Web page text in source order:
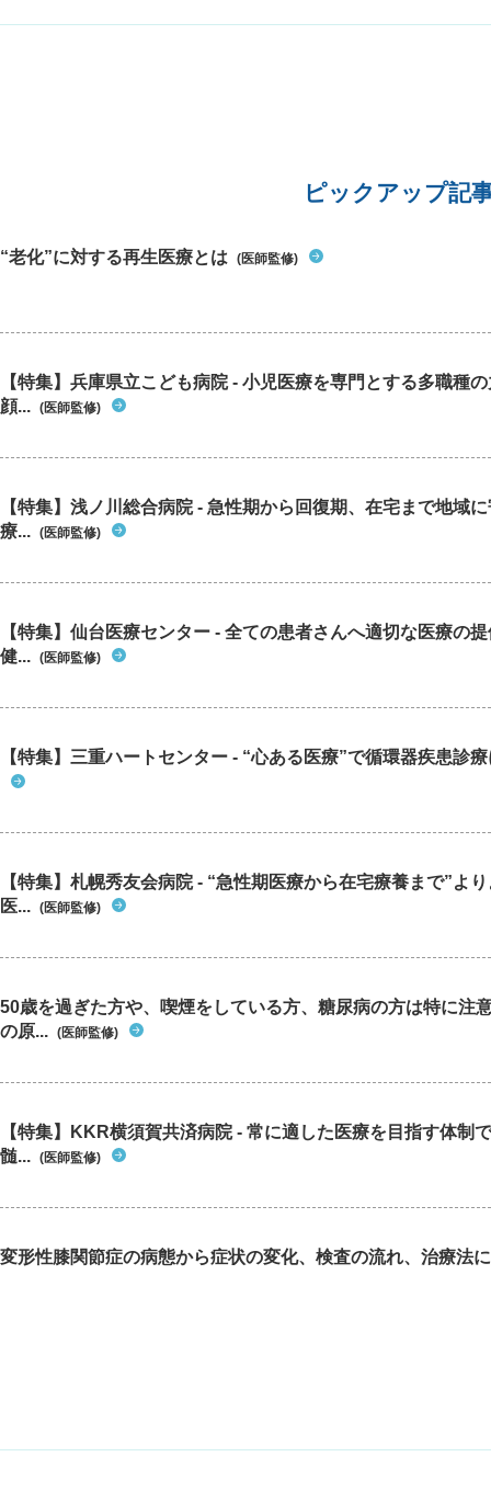
ピックアップ記
“老化”に対する再生医療とは (医師監修)
【特集】兵庫県立こども病院 - 小児医療を専門とする多職種
顔... (医師監修)
【特集】浅ノ川総合病院 - 急性期から回復期、在宅まで地域
療... (医師監修)
【特集】仙台医療センター - 全ての患者さんへ適切な医療の
健... (医師監修)
【特集】三重ハートセンター - “心ある医療”で循環器疾患診
【特集】札幌秀友会病院 - “急性期医療から在宅療養まで”よ
医... (医師監修)
50歳を過ぎた方や、喫煙をしている方、糖尿病の方は特に注
の原... (医師監修)
【特集】KKR横須賀共済病院 - 常に適した医療を目指す体制
髄... (医師監修)
変形性膝関節症の病態から症状の変化、検査の流れ、治療法